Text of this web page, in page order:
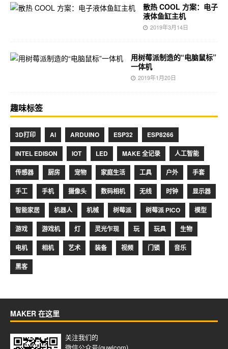
散热 COOL 方案：电子
液体鱼缸主机
2019年3月14日
用树莓派制造的“电脑鼠标”
一体机
2019年1月20日
趣味标签
3D打印 AI ARDUINO ESP32 ESP8266
INTEL EDISON IOT LED MAKE 全记录 人工智能
传感器 厨房 宠物 家庭生活 工具 户外 手套
手工 手机 摄像头 数码相机 无线 时钟 显示器
智能家居 机器人 机械 树莓派 树莓派 PICO 模型
游戏 游戏机 灯 灵光乍现 玩 玩具 生物
电机 相机 艺术 装备 视频 门锁 音乐
黑客
MAKER 在这里
关注我们的